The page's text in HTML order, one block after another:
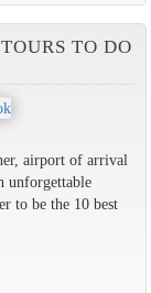
TO DO
airport of arrival
unforgettable
to be the 10 best